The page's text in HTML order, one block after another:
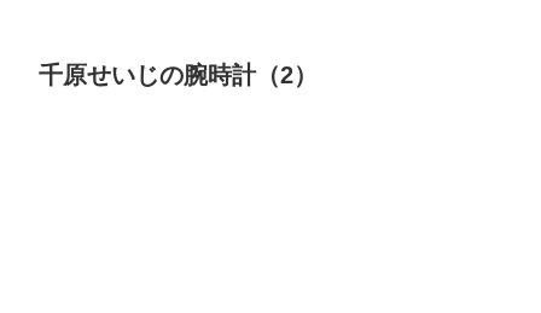
千原せいじの腕時計（2）